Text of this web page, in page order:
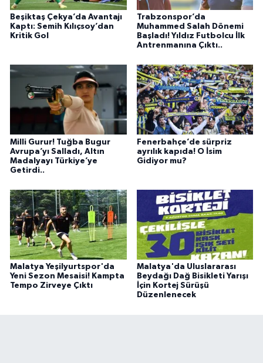
Beşiktaş Çekya’da Avantajı
Kaptı: Semih Kılıçsoy’dan
Kritik Gol
Trabzonspor’da
Muhammed Salah Dönemi
Başladı! Yıldız Futbolcu İlk
Antrenmanına Çıktı..
Milli Gurur! Tuğba Bugur
Avrupa’yı Salladı, Altın
Madalyayı Türkiye’ye
Getirdi..
Fenerbahçe’de sürpriz
ayrılık kapıda! O İsim
Gidiyor mu?
Malatya Yeşilyurtspor'da
Yeni Sezon Mesaisi! Kampta
Tempo Zirveye Çıktı
Malatya'da Uluslararası
Beydağı Dağ Bisikleti Yarışı
İçin Kortej Sürüşü
Düzenlenecek